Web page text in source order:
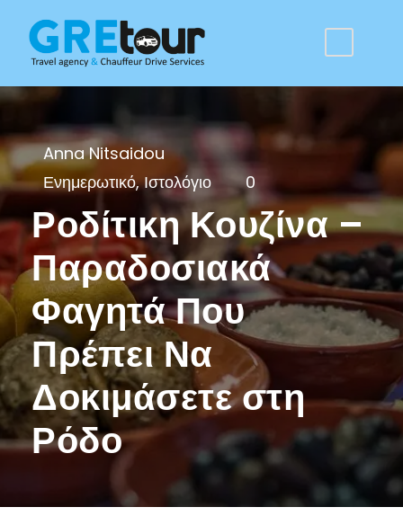
Anna Nitsaidou
Ενημερωτικό, Ιστολόγιο 0
Ροδίτικη Κουζίνα –
Παραδοσιακά
Φαγητά Που
Πρέπει Να
Δοκιμάσετε στη
Ρόδο